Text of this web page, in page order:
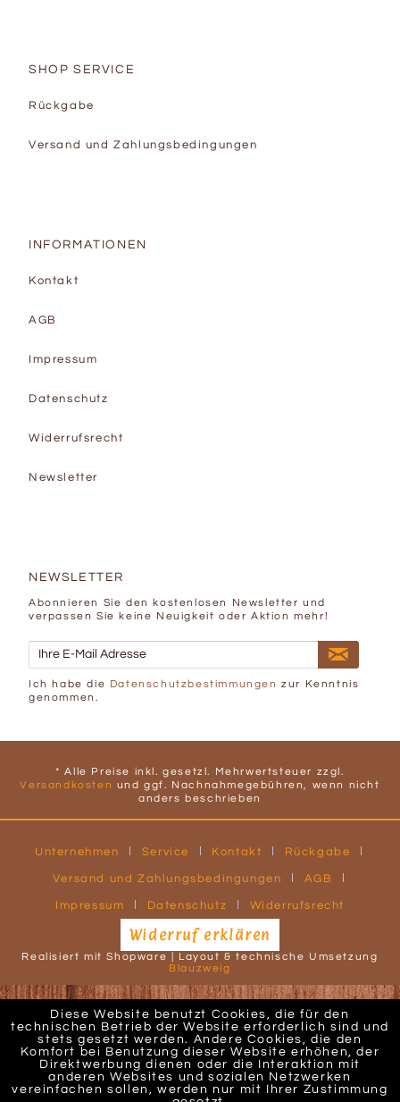
SHOP SERVICE
Rückgabe
Versand und Zahlungsbedingungen
INFORMATIONEN
Kontakt
AGB
Impressum
Datenschutz
Widerrufsrecht
Newsletter
NEWSLETTER
Abonnieren Sie den kostenlosen Newsletter und
verpassen Sie keine Neuigkeit oder Aktion mehr!
Ich habe die Datenschutzbestimmungen zur Kenntnis
genommen.
* Alle Preise inkl. gesetzl. Mehrwertsteuer zzgl.
Versandkosten und ggf. Nachnahmegebühren, wenn nicht
anders beschrieben
Unternehmen Service Kontakt Rückgabe
Versand und Zahlungsbedingungen AGB
Impressum Datenschutz Widerrufsrecht
Widerruf erklären
Realisiert mit Shopware | Layout & technische Umsetzung
Blauzweig
Diese Website benutzt Cookies, die für den
technischen Betrieb der Website erforderlich sind und
stets gesetzt werden. Andere Cookies, die den
Komfort bei Benutzung dieser Website erhöhen, der
Direktwerbung dienen oder die Interaktion mit
anderen Websites und sozialen Netzwerken
vereinfachen sollen, werden nur mit Ihrer Zustimmung